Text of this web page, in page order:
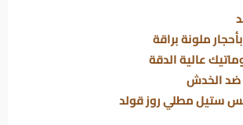
ملونة براقة
عالية الدقة
ضد الخدش
ستيل مطلي روز قولد